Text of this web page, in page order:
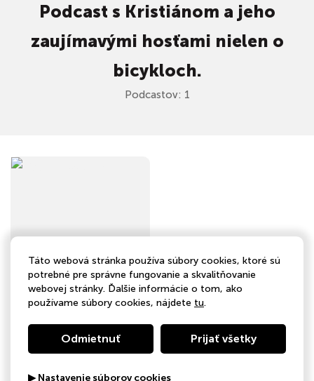
Podcast s Kristiánom a jeho
zaujímavými hosťami nielen o
bicykloch.
Podcastov: 1
Medzi Bicyklami
Šport
Táto webová stránka používa súbory cookies, ktoré sú
potrebné pre správne fungovanie a skvalitňovanie
webovej stránky. Ďalšie informácie o tom, ako
používame súbory cookies, nájdete tu.
Odmietnuť Prijať všetky
▶ Nastavenie súborov cookies